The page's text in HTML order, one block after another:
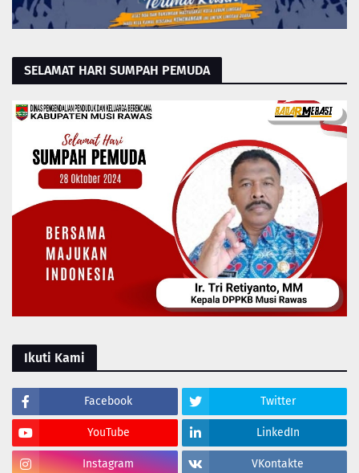
SELAMAT HARI SUMPAH PEMUDA
Ikuti Kami
Facebook Twitter
YouTube LinkedIn
Instagram VKontakte